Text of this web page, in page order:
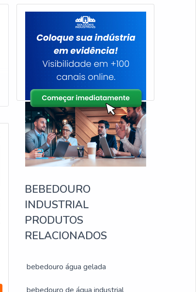
BEBEDOURO
INDUSTRIAL
PRODUTOS
RELACIONADOS
bebedouro água gelada